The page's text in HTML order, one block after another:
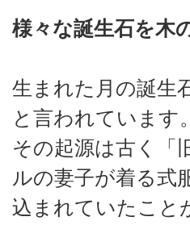
様々な誕生石を木
生まれた月の誕生
と言われています
その起源は古く「
ルの妻子が着る式
込まれていたこと